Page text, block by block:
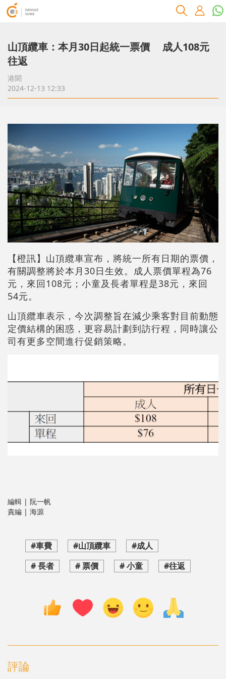
山頂纜車：本月30日起統一票價 成人108元
往返
港聞
2024-12-13 12:33
【橙訊】山頂纜車宣布，將統一所有日期的票價，
有關調整將於本月30日生效。成人票價單程為76
元，來回108元；小童及長者單程是38元，來回
54元。
山頂纜車表示，今次調整旨在減少乘客對目前動態
定價結構的困惑，更容易計劃到訪行程，同時讓公
司有更多空間進行促銷策略。
編輯 | 阮一帆
責編 | 海源
#車費 #山頂纜車
#成人
# 長者
# 票價 # 小童 #往返
評論